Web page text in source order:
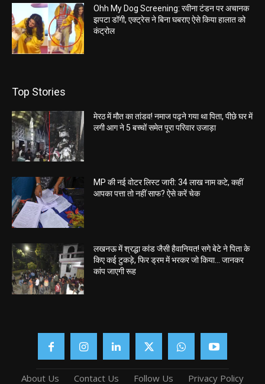
Ohh My Dog Screening: रवीना टंडन पर अचानक
झपटा डॉगी, एक्ट्रेस ने बिना घबराए ऐसे किया हालात को
कंट्रोल
Top Stories
मेरठ में मौत का तांडव! नमाज पढ़ने गया था पिता, पीछे घर में
लगी आग ने 5 बच्चों समेत पूरा परिवार उजाड़ा
MP की नई वोटर लिस्ट जारी: 34 लाख नाम कटे, कहीं
आपका पत्ता तो नहीं साफ? ऐसे करें चेक
लखनऊ में श्रद्धा कांड जैसी हैवानियत! सगे बेटे ने पिता के
किए कई टुकड़े, फिर ड्रम में भरकर जो किया… जानकर
कांप जाएगी रूह
About Us Contact Us Follow Us Privacy Policy